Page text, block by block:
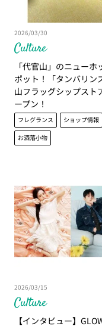
Culture
2026/03/30
「代官山」のニューホ
ポット！「タンバリン
山フラッグシップスト
ープン！
フレグランス
ショップ情報
お洒落小物
Culture
2026/03/15
【インタビュー】